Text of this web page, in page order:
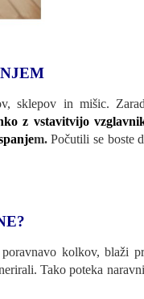
sklepov in mišic.
z vstavitvijo
m.Počutili se boste
poravnavo kolkov, blaži
Tako poteka